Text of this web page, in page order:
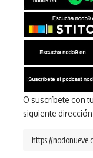
O suscríbete con
siguiente dirección